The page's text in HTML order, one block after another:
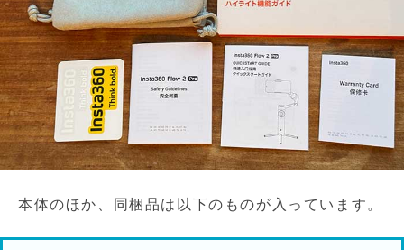
本体のほか、同梱品は以下のものが入っています。